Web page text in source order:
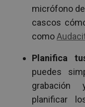
micrófono
cascos
como
Planifica
puedes
grabación
planificar